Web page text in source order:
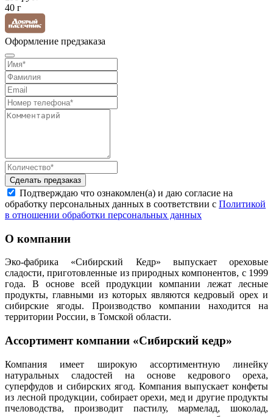
40 г
Оформление предзаказа
Сделать предзаказ
Подтверждаю что ознакомлен(а) и даю согласие на
обработку персональных данных в соответствии с Политикой
в отношении обработки персональных данных
О компании
Эко-фабрика «Сибирский Кедр» выпускает ореховые
сладости, приготовленные из природных компонентов, с 1999
года. В основе всей продукции компании лежат лесные
продукты, главными из которых являются кедровый орех и
сибирские ягоды. Производство компании находится на
территории России, в Томской области.
Ассортимент компании «Сибирский кедр»
Компания имеет широкую ассортиментную линейку
натуральных сладостей на основе кедрового ореха,
суперфудов и сибирских ягод. Компания выпускает конфеты
из лесной продукции, собирает орехи, мед и другие продукты
пчеловодства, производит пастилу, мармелад, шоколад,